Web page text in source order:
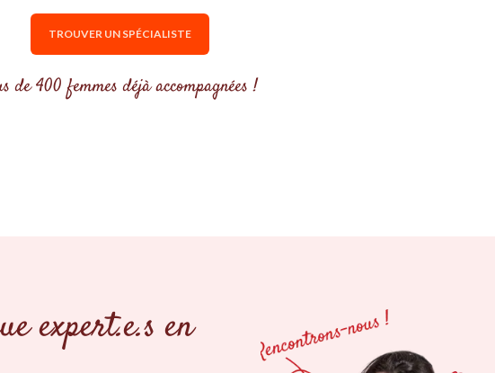
TROUVER UN SPÉCIALISTE
de 400 femmes déjà accompagnées !
expert.e.s en